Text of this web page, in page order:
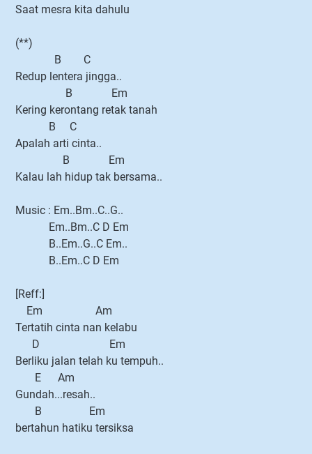
Saat mesra kita dahulu
(**)
B C
Redup lentera jingga..
B Em
Kering kerontang retak tanah
B C
Apalah arti cinta..
B Em
Kalau lah hidup tak bersama..
Music : Em..Bm..C..G..
Em..Bm..C D Em
B..Em..G..C Em..
B..Em..C D Em
[Reff:]
Em Am
Tertatih cinta nan kelabu
D Em
Berliku jalan telah ku tempuh..
E Am
Gundah...resah..
B Em
bertahun hatiku tersiksa